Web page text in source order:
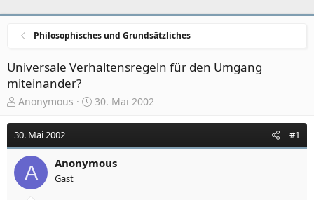
Philosophisches und Grundsätzliches
Universale Verhaltensregeln für den Umgang
miteinander?
E
s
t
l
Anonymous
E
s
l
30. Mai 2002
30. Mai 2002 #1
A Anonymous
Gast